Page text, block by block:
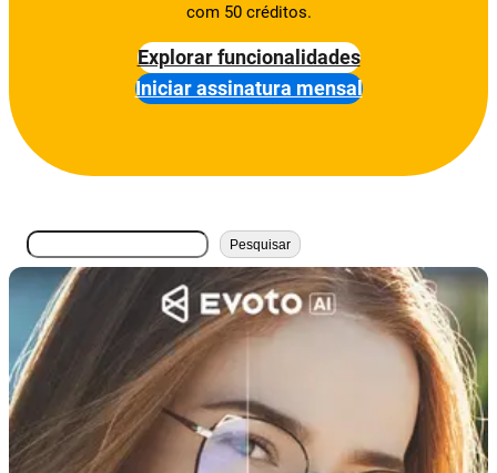
com 50 créditos.
Explorar funcionalidades
Iniciar assinatura mensal
搜
索
Pesquisar